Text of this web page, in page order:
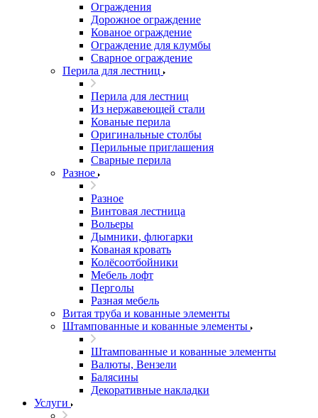
Ограждения
Дорожное ограждение
Кованое ограждение
Ограждение для клумбы
Сварное ограждение
Перила для лестниц
Перила для лестниц
Из нержавеющей стали
Кованые перила
Оригинальные столбы
Перильные приглашения
Сварные перила
Разное
Разное
Винтовая лестница
Вольеры
Дымники, флюгарки
Кованая кровать
Колёсоотбойники
Мебель лофт
Перголы
Разная мебель
Витая труба и кованные элементы
Штампованные и кованные элементы
Штампованные и кованные элементы
Валюты, Вензели
Балясины
Декоративные накладки
Услуги